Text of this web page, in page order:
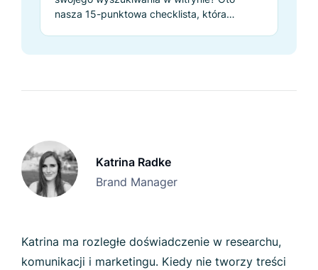
nasza 15-punktowa checklista, która
Katrina Radke
Brand Manager
Katrina ma rozległe doświadczenie w researchu,
komunikacji i marketingu. Kiedy nie tworzy treści